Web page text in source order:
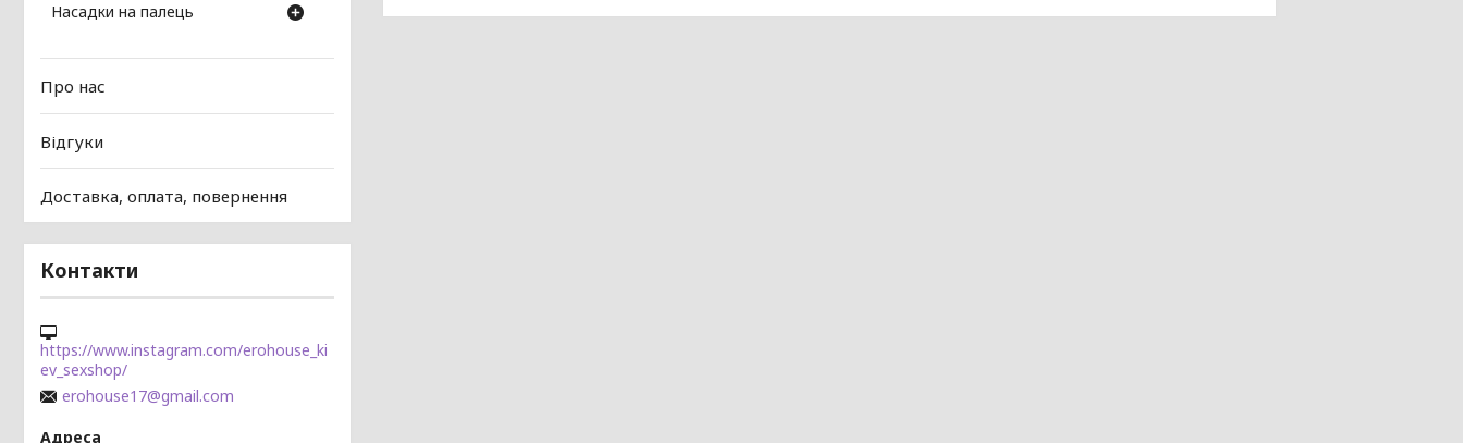
Насадки на палець
Про нас
Відгуки
Доставка, оплата, повернення
Контакти
https://www.instagram.com/erohouse_ki
ev_sexshop/
erohouse17@gmail.com